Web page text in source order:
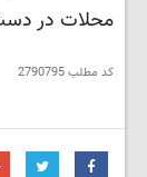
محلات در
کد مطلب2790795